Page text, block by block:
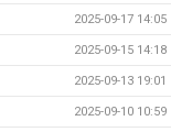
2025-09-17 14:05
2025-09-15 14:18
2025-09-13 19:01
2025-09-10 10:59